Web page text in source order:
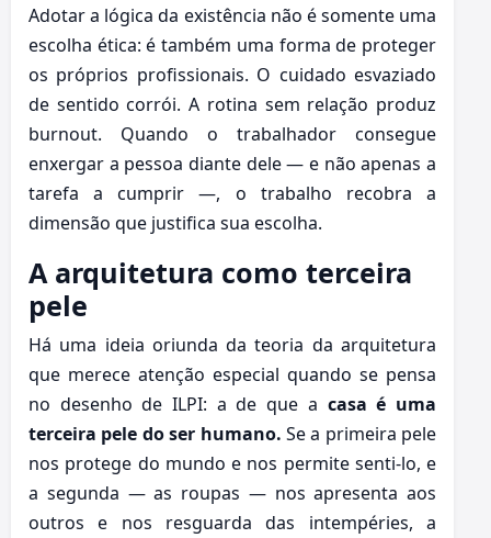
Adotar a lógica da existência não é somente uma
escolha ética: é também uma forma de proteger
os próprios profissionais. O cuidado esvaziado
de sentido corrói. A rotina sem relação produz
burnout. Quando o trabalhador consegue
enxergar a pessoa diante dele — e não apenas a
tarefa a cumprir —, o trabalho recobra a
dimensão que justifica sua escolha.
A arquitetura como terceira
pele
Há uma ideia oriunda da teoria da arquitetura
que merece atenção especial quando se pensa
no desenho de ILPI: a de que a casa é uma
terceira pele do ser humano. Se a primeira pele
nos protege do mundo e nos permite senti-lo, e
a segunda — as roupas — nos apresenta aos
outros e nos resguarda das intempéries, a